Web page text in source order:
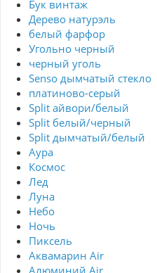
Бук винтаж
Дерево натурэль
белый фарфор
Угольно черный
черный уголь
Senso дымчатый стекло
платиново-серый
Split айвори/белый
Split белый/черный
Split дымчатый/белый
Аура
Космос
Лед
Луна
Небо
Ночь
Пиксель
Аквамарин Air
Алюминий Air